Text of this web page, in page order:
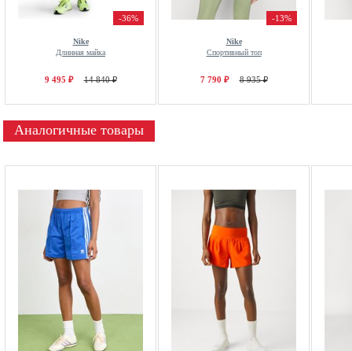
-36%
Nike
Длинная майка
9 495 ₽ 14 840 ₽
-13%
Nike
Спортивный топ
7 790 ₽ 8 935 ₽
Аналогичные товары